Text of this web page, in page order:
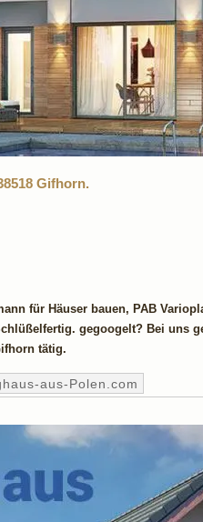
Gifhorn.
für Häuser bauen, PAB
gegoogelt? Bei uns
tätig.
aus-Polen.com